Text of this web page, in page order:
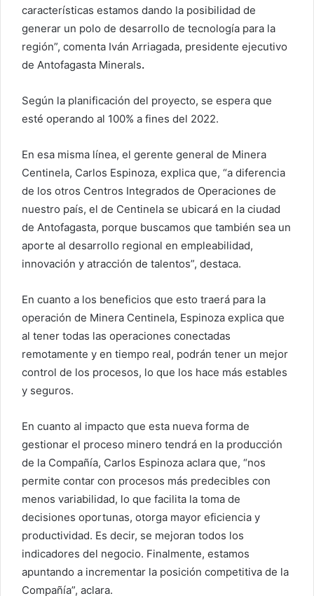
características estamos dando la posibilidad de
generar un polo de desarrollo de tecnología para la
región”, comenta Iván Arriagada, presidente ejecutivo
de Antofagasta Minerals.
Según la planificación del proyecto, se espera que
esté operando al 100% a fines del 2022.
En esa misma línea, el gerente general de Minera
Centinela, Carlos Espinoza, explica que, “a diferencia
de los otros Centros Integrados de Operaciones de
nuestro país, el de Centinela se ubicará en la ciudad
de Antofagasta, porque buscamos que también sea un
aporte al desarrollo regional en empleabilidad,
innovación y atracción de talentos”, destaca.
En cuanto a los beneficios que esto traerá para la
operación de Minera Centinela, Espinoza explica que
al tener todas las operaciones conectadas
remotamente y en tiempo real, podrán tener un mejor
control de los procesos, lo que los hace más estables
y seguros.
En cuanto al impacto que esta nueva forma de
gestionar el proceso minero tendrá en la producción
de la Compañía, Carlos Espinoza aclara que, “nos
permite contar con procesos más predecibles con
menos variabilidad, lo que facilita la toma de
decisiones oportunas, otorga mayor eficiencia y
productividad. Es decir, se mejoran todos los
indicadores del negocio. Finalmente, estamos
apuntando a incrementar la posición competitiva de la
Compañía”, aclara.